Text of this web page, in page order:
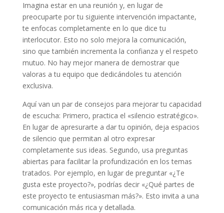
Imagina estar en una reunión y, en lugar de
preocuparte por tu siguiente intervención impactante,
te enfocas completamente en lo que dice tu
interlocutor. Esto no solo mejora la comunicación,
sino que también incrementa la confianza y el respeto
mutuo. No hay mejor manera de demostrar que
valoras a tu equipo que dedicándoles tu atención
exclusiva.
Aquí van un par de consejos para mejorar tu capacidad
de escucha: Primero, practica el «silencio estratégico».
En lugar de apresurarte a dar tu opinión, deja espacios
de silencio que permitan al otro expresar
completamente sus ideas. Segundo, usa preguntas
abiertas para facilitar la profundización en los temas
tratados. Por ejemplo, en lugar de preguntar «¿Te
gusta este proyecto?», podrías decir «¿Qué partes de
este proyecto te entusiasman más?». Esto invita a una
comunicación más rica y detallada.